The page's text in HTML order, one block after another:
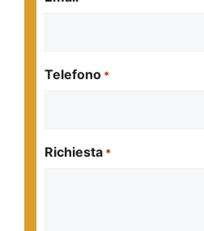
Telefono *
Richiesta *